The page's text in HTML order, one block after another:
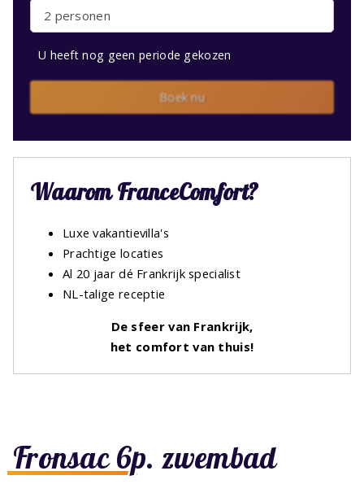
Fronsac 6p. zwembad
2 personen
U heeft nog geen periode gekozen
Boek nu
Waarom FranceComfort?
Luxe vakantievilla's
Prachtige locaties
Al 20 jaar dé Frankrijk specialist
NL-talige receptie
De sfeer van Frankrijk,
het comfort van thuis!